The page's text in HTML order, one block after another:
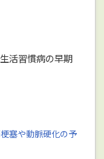
活習慣病の早期
塞や動脈硬化の予